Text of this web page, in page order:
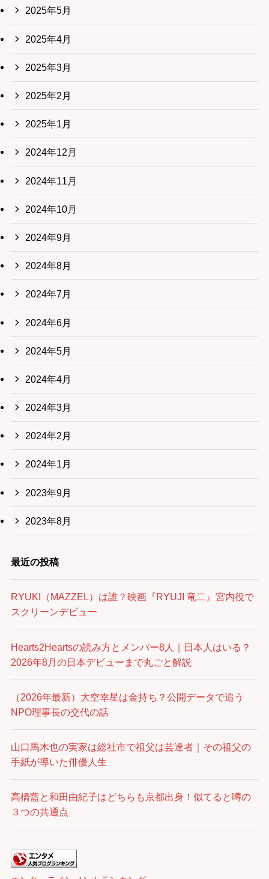
2025年5月
2025年4月
2025年3月
2025年2月
2025年1月
2024年12月
2024年11月
2024年10月
2024年9月
2024年8月
2024年7月
2024年6月
2024年5月
2024年4月
2024年3月
2024年2月
2024年1月
2023年9月
2023年8月
最近の投稿
RYUKI（MAZZEL）は誰？映画『RYUJI 竜二』宮内役で
スクリーンデビュー
Hearts2Heartsの読み方とメンバー8人｜日本人はいる？
2026年8月の日本デビューまで丸ごと解説
（2026年最新）大空幸星は金持ち？公開データで追う
NPO理事長の交代の話
山口馬木也の実家は総社市で祖父は芸達者｜その祖父の
手紙が導いた俳優人生
高橋藍と和田由紀子はどちらも京都出身！似てると噂の
３つの共通点